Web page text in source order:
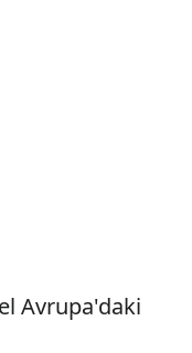
Avrupa'daki